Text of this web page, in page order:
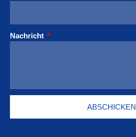
Nachricht
ABSCHICKEN